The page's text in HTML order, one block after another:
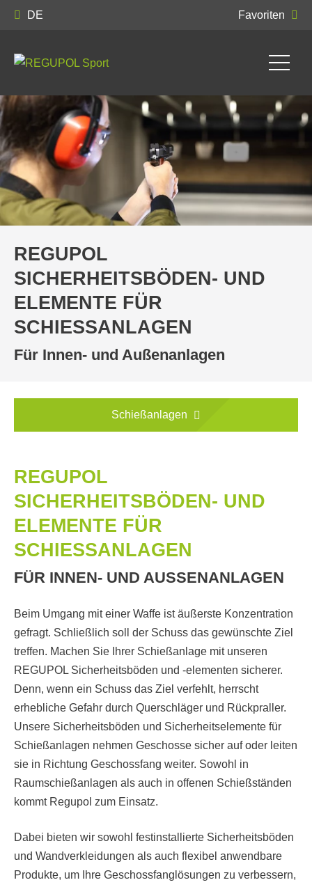
DE Favoriten
REGUPOL
SICHERHEITSBÖDEN- UND
ELEMENTE FÜR
SCHIESSANLAGEN
Für Innen- und Außenanlagen
Schießanlagen
REGUPOL
SICHERHEITSBÖDEN- UND
ELEMENTE FÜR
SCHIESSANLAGEN
FÜR INNEN- UND AUSSENANLAGEN
Beim Umgang mit einer Waffe ist äußerste Konzentration
gefragt. Schließlich soll der Schuss das gewünschte Ziel
treffen. Machen Sie Ihrer Schießanlage mit unseren
REGUPOL Sicherheitsböden und -elementen sicherer.
Denn, wenn ein Schuss das Ziel verfehlt, herrscht
erhebliche Gefahr durch Querschläger und Rückpraller.
Unsere Sicherheitsböden und Sicherheitselemente für
Schießanlagen nehmen Geschosse sicher auf oder leiten
sie in Richtung Geschossfang weiter. Sowohl in
Raumschießanlagen als auch in offenen Schießständen
kommt Regupol zum Einsatz.
Dabei bieten wir sowohl festinstallierte Sicherheitsböden
und Wandverkleidungen als auch flexibel anwendbare
Produkte, um Ihre Geschossfanglösungen zu verbessern,